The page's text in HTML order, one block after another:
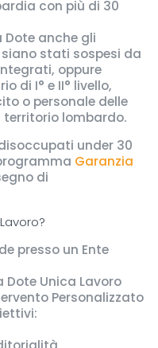
con più di 30
Dote anche gli
stati sospesi da
oppure
di I° e II° livello,
o personale delle
territorio lombardo.
under 30
Garanzia
di
presso un Ente
Dote Unica Lavoro
Personalizzato